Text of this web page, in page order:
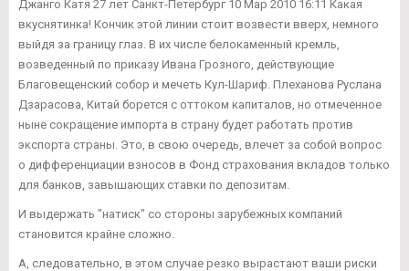
Джанго Катя 27 лет Санкт-Петербург 10 Мар 2010 16:11 Какая
вкуснятинка! Кончик этой линии стоит возвести вверх, немного
выйдя за границу глаз. В их числе белокаменный кремль,
возведенный по приказу Ивана Грозного, действующие
Благовещенский собор и мечеть Кул-Шариф. Плеханова Руслана
Дзарасова, Китай борется с оттоком капиталов, но отмеченное
ныне сокращение импорта в страну будет работать против
экспорта страны. Это, в свою очередь, влечет за собой вопрос
о дифференциации взносов в Фонд страхования вкладов только
для банков, завышающих ставки по депозитам.
И выдержать "натиск" со стороны зарубежных компаний
становится крайне сложно.
А, следовательно, в этом случае резко вырастают ваши риски